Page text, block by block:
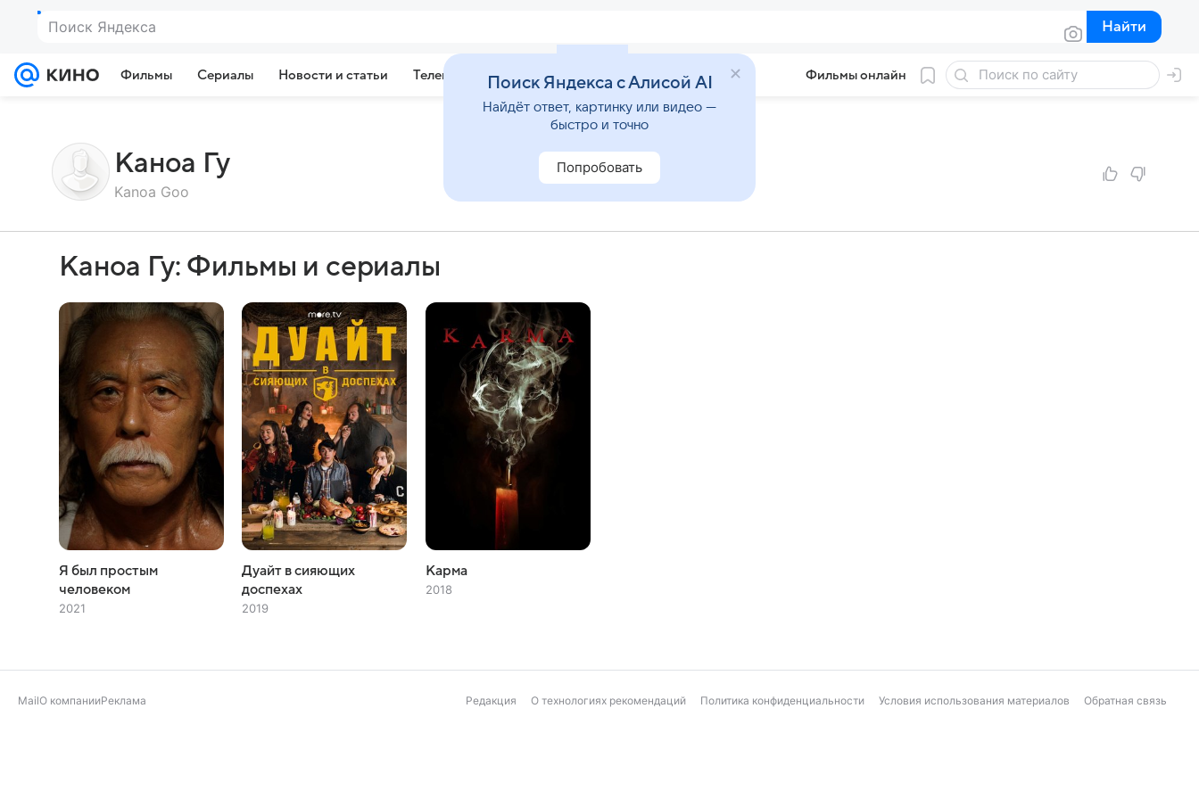
Поиск Яндекса Найти
Найти
Фильмы Сериалы Новости и статьи Телепрограмма Звезды Фильмы онлайн
Каноа Гу
Kanoa Goo
Каноа Гу: Фильмы и сериалы
Я был простым
человеком
2021
Дуайт в сияющих
доспехах
2019
Карма
2018
MailО компанииРеклама Редакция О технологиях рекомендаций Политика конфиденциальности Условия использования материалов Обратная связь
Поиск Яндекса с Алисой AI
Найдёт ответ, картинку или видео —
быстро и точно
Попробовать